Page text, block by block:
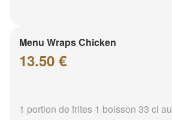
Menu Wraps Chicken
13.50 €
1 portion de frites 1 boisson 33 cl